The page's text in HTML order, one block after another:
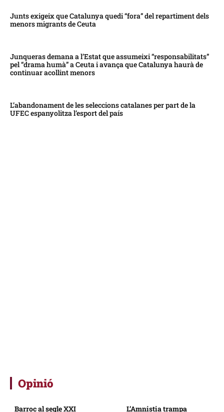
Junts exigeix que Catalunya quedi “fora” del repartiment dels
menors migrants de Ceuta
Junqueras demana a l’Estat que assumeixi “responsabilitats”
pel “drama humà” a Ceuta i avança que Catalunya haurà de
continuar acollint menors
L’abandonament de les seleccions catalanes per part de la
UFEC espanyolitza l’esport del país
Opinió
Barroc al segle XXI L’Amnistia trampa